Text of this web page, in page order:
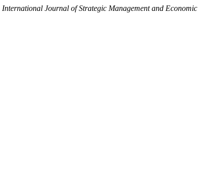
International Journal of Strategic Management and Economic